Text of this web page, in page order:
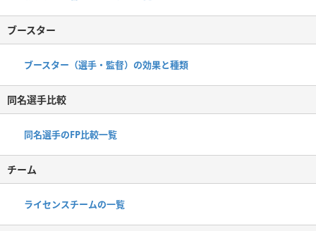
ブースター
ブースター（選手・監督）の効果と種類
同名選手比較
同名選手のFP比較一覧
チーム
ライセンスチームの一覧